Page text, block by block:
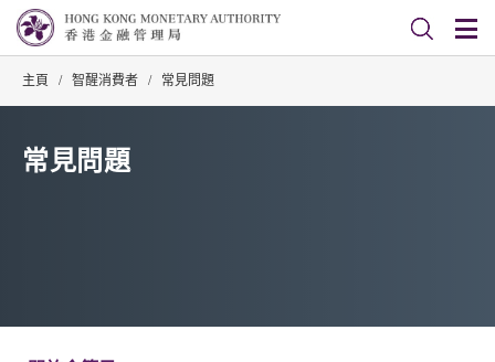
主頁 / 智醒消費者 / 常見問題
常見問題